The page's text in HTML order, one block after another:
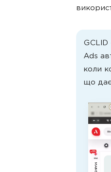
GCLID
Ads
коли
що дає